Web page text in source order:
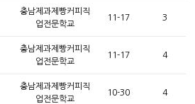
충남제과제빵커피직
업전문학교
11-17 3
충남제과제빵커피직
업전문학교
11-17 4
충남제과제빵커피직
업전문학교
10-30 4